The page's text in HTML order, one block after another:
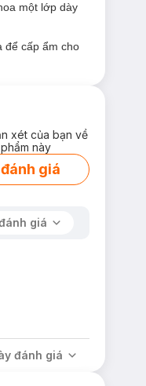
một lớp dày
để cấp ẩm cho
xét của bạn về
này
giá
giá
đánh giá